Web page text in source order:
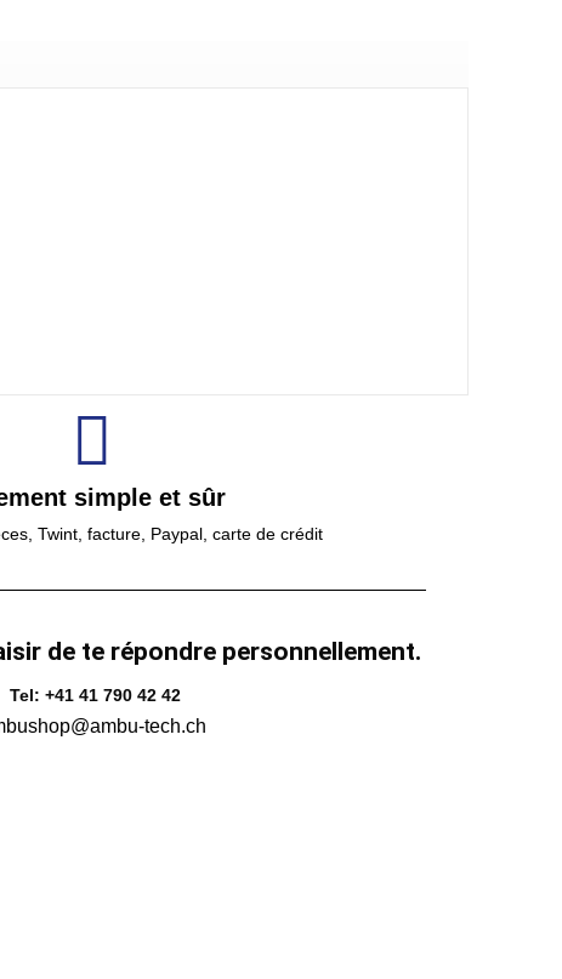
simple et sûr
Twint, facture, Paypal, carte de crédit
de te répondre personnellement.
Tel: +41 41 790 42 42
tech.ch